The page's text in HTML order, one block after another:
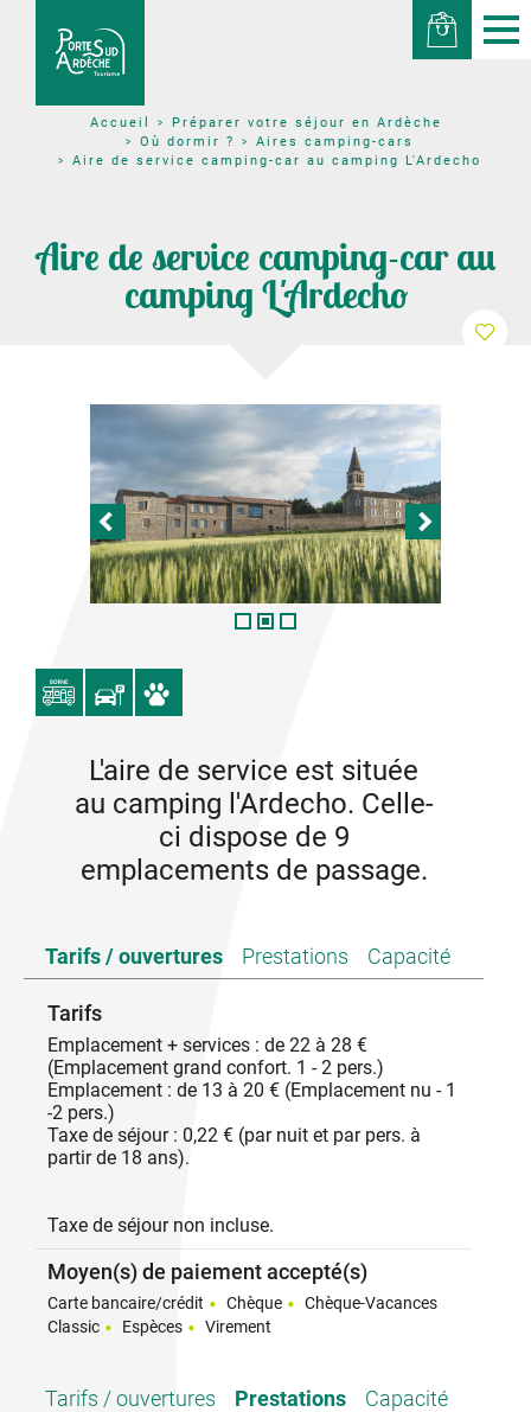
Accueil
Préparer votre séjour en Ardèche
Où dormir ?
Aires camping-cars
Aire de service camping-car au camping L'Ardecho
Aire de service camping-car au
camping L'Ardecho
L'aire de service est située
au camping l'Ardecho. Celle-
ci dispose de 9
emplacements de passage.
Tarifs / ouvertures Prestations Capacité
Tarifs
Emplacement + services : de 22 à 28 €
(Emplacement grand confort. 1 - 2 pers.)
Emplacement : de 13 à 20 € (Emplacement nu - 1
-2 pers.)
Taxe de séjour : 0,22 € (par nuit et par pers. à
partir de 18 ans).
Taxe de séjour non incluse.
Moyen(s) de paiement accepté(s)
Carte bancaire/crédit Chèque
Chèque-Vacances
Classic
Espèces Virement
Tarifs / ouvertures Prestations Capacité